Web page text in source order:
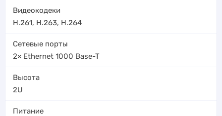
Видеокодеки
H.261, H.263, H.264
Сетевые порты
2× Ethernet 1000 Base-T
Высота
2U
Питание